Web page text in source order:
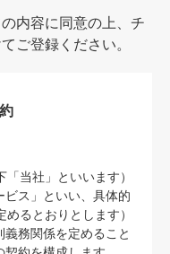
内容に同意の上、チ
ご登録ください。
当社」といいます）
ス」といい、具体的
るとおりとします）
務関係を定めること